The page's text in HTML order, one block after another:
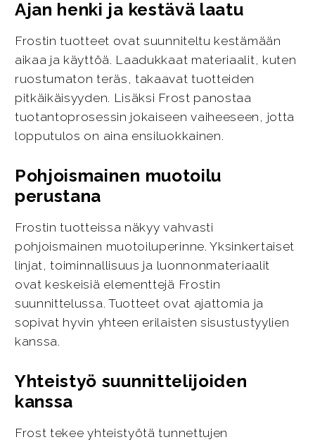
Ajan henki ja kestävä laatu
Frostin tuotteet ovat suunniteltu kestämään
aikaa ja käyttöä. Laadukkaat materiaalit, kuten
ruostumaton teräs, takaavat tuotteiden
pitkäikäisyyden. Lisäksi Frost panostaa
tuotantoprosessin jokaiseen vaiheeseen, jotta
lopputulos on aina ensiluokkainen.
Pohjoismainen muotoilu
perustana
Frostin tuotteissa näkyy vahvasti
pohjoismainen muotoiluperinne. Yksinkertaiset
linjat, toiminnallisuus ja luonnonmateriaalit
ovat keskeisiä elementtejä Frostin
suunnittelussa. Tuotteet ovat ajattomia ja
sopivat hyvin yhteen erilaisten sisustustyylien
kanssa.
Yhteistyö suunnittelijoiden
kanssa
Frost tekee yhteistyötä tunnettujen